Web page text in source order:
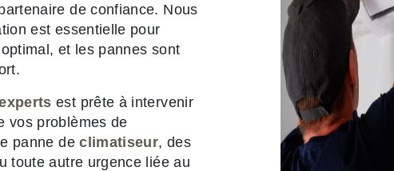
de confiance. Nous
est essentielle pour
et les pannes sont
est prête à intervenir
vos problèmes de
panne declimatiseur, des
toute autre urgence liée au